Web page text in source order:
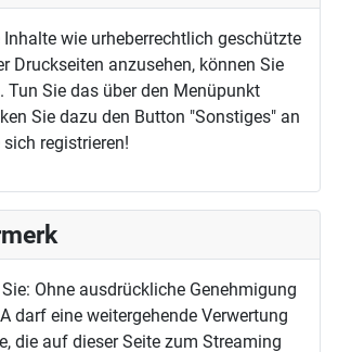
wie urheberrechtlich geschützte
Druckseiten anzusehen, können Sie
Tun Sie das über den Menüpunkt
Sie dazu den Button "Sonstiges" an
registrieren!
Ohne ausdrückliche Genehmigung
darf eine weitergehende Verwertung
die auf dieser Seite zum Streaming